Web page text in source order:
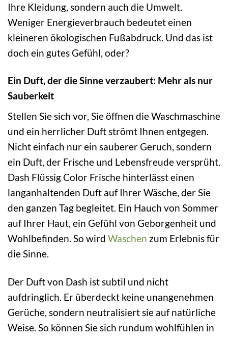
Ihre Kleidung, sondern auch die Umwelt.
Weniger Energieverbrauch bedeutet einen
kleineren ökologischen Fußabdruck. Und das ist
doch ein gutes Gefühl, oder?
Ein Duft, der die Sinne verzaubert: Mehr als nur
Sauberkeit
Stellen Sie sich vor, Sie öffnen die Waschmaschine
und ein herrlicher Duft strömt Ihnen entgegen.
Nicht einfach nur ein sauberer Geruch, sondern
ein Duft, der Frische und Lebensfreude versprüht.
Dash Flüssig Color Frische hinterlässt einen
langanhaltenden Duft auf Ihrer Wäsche, der Sie
den ganzen Tag begleitet. Ein Hauch von Sommer
auf Ihrer Haut, ein Gefühl von Geborgenheit und
Wohlbefinden. So wird Waschen zum Erlebnis für
die Sinne.
Der Duft von Dash ist subtil und nicht
aufdringlich. Er überdeckt keine unangenehmen
Gerüche, sondern neutralisiert sie auf natürliche
Weise. So können Sie sich rundum wohlfühlen in